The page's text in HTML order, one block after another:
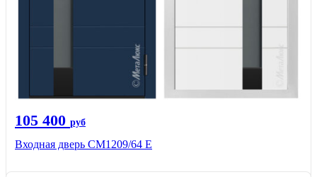
105 400 руб
Входная дверь CМ1209/64 Е